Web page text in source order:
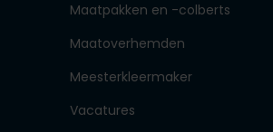
Maatpakken en -colberts
Maatoverhemden
Meesterkleermaker
Vacatures